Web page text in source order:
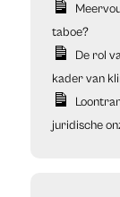
taboe?
De rol
kader van
juridische